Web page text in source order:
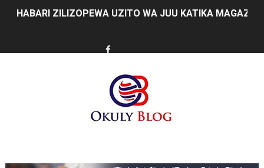
HABARI ZILIZOPEWA UZITO WA JUU KATIKA
TANZANIA KUNUFAIKA NA SH. BILIONI 10 ZA BIASHARA
TIRDO YAJA NA TEKNOLOJIA YA KUPUNGUZA